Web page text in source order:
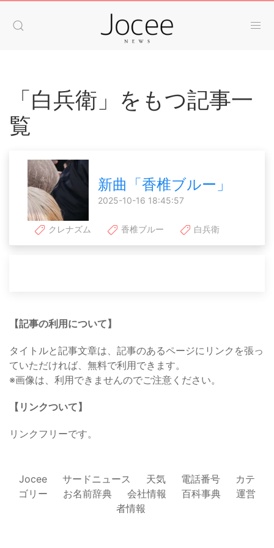
「白兵衛」をもつ記事一
覧
新曲「香椎ブルー」
2025-10-16 18:45:57
クレナズム 香椎ブルー 白兵衛
【記事の利用について】
タイトルと記事文章は、記事のあるページにリンクを張っ
ていただければ、無料で利用できます。
※画像は、利用できませんのでご注意ください。
【リンクついて】
リンクフリーです。
Jocee サードニュース 天気 電話番号
カテ
ゴリー
お名前辞典 会社情報 百科事典
運営
者情報